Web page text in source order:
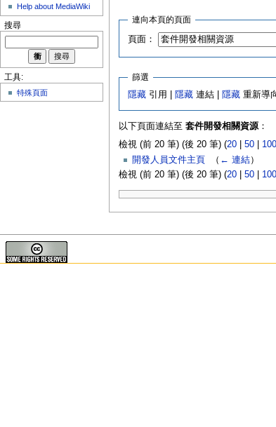
連向本頁的頁面
頁面：
篩選
隱藏 引用 | 隱藏 連結 | 隱藏 重新導
以下頁面連結至 套件開發相關資源：
檢視 (前 20 筆) (後 20 筆) (20| 50| 100
開發人員文件主頁
（ ← 連結）
檢視 (前 20 筆) (後 20 筆) (20| 50| 100
Help about MediaWiki
搜尋
工具:
特殊頁面